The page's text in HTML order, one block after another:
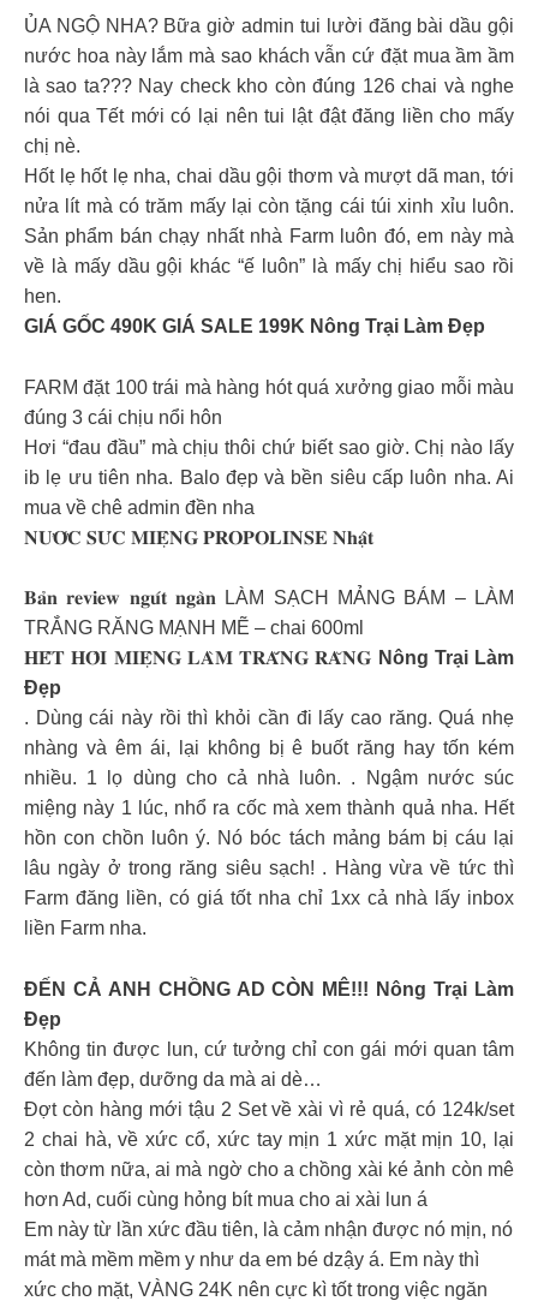
ỦA NGỘ NHA? Bữa giờ admin tui lười đăng bài dầu gội
nước hoa này lắm mà sao khách vẫn cứ đặt mua ầm ầm
là sao ta??? Nay check kho còn đúng 126 chai và nghe
nói qua Tết mới có lại nên tui lật đật đăng liền cho mấy
chị nè.
Hốt lẹ hốt lẹ nha, chai dầu gội thơm và mượt dã man, tới
nửa lít mà có trăm mấy lại còn tặng cái túi xinh xỉu luôn.
Sản phẩm bán chạy nhất nhà Farm luôn đó, em này mà
về là mấy dầu gội khác “ế luôn” là mấy chị hiểu sao rồi
hen.
GIÁ GỐC 490K GIÁ SALE 199K Nông Trại Làm Đẹp
FARM đặt 100 trái mà hàng hót quá xưởng giao mỗi màu
đúng 3 cái chịu nổi hôn
Hơi “đau đầu” mà chịu thôi chứ biết sao giờ. Chị nào lấy
ib lẹ ưu tiên nha. Balo đẹp và bền siêu cấp luôn nha. Ai
mua về chê admin đền nha
𝐍𝐔̛𝐎̛́𝐂 𝐒𝐔́𝐂 𝐌𝐈𝐄̣̂𝐍𝐆 𝐏𝐑𝐎𝐏𝐎𝐋𝐈𝐍𝐒𝐄 𝐍𝐡𝐚̣̂𝐭
𝐁𝐚̉𝐧 𝐫𝐞𝐯𝐢𝐞𝐰 𝐧𝐠𝐮́𝐭 𝐧𝐠𝐚̀𝐧 LÀM SẠCH MẢNG BÁM – LÀM
TRẮNG RĂNG MẠNH MẼ – chai 600ml
𝐇𝐄̂́𝐓 𝐇𝐎̂𝐈 𝐌𝐈𝐄̣̂𝐍𝐆 𝐋𝐀̀𝐌 𝐓𝐑𝐀̆́𝐍𝐆 𝐑𝐀̆𝐍𝐆 Nông Trại Làm
Đẹp
. Dùng cái này rồi thì khỏi cần đi lấy cao răng. Quá nhẹ
nhàng và êm ái, lại không bị ê buốt răng hay tốn kém
nhiều. 1 lọ dùng cho cả nhà luôn. . Ngậm nước súc
miệng này 1 lúc, nhổ ra cốc mà xem thành quả nha. Hết
hồn con chồn luôn ý. Nó bóc tách mảng bám bị cáu lại
lâu ngày ở trong răng siêu sạch! . Hàng vừa về tức thì
Farm đăng liền, có giá tốt nha chỉ 1xx cả nhà lấy inbox
liền Farm nha.
ĐẾN CẢ ANH CHỒNG AD CÒN MÊ!!! Nông Trại Làm
Đẹp
Không tin được lun, cứ tưởng chỉ con gái mới quan tâm
đến làm đẹp, dưỡng da mà ai dè…
Đợt còn hàng mới tậu 2 Set về xài vì rẻ quá, có 124k/set
2 chai hà, về xức cổ, xức tay mịn 1 xức mặt mịn 10, lại
còn thơm nữa, ai mà ngờ cho a chồng xài ké ảnh còn mê
hơn Ad, cuối cùng hỏng bít mua cho ai xài lun á
Em này từ lần xức đầu tiên, là cảm nhận được nó mịn, nó
mát mà mềm mềm y như da em bé dzậy á. Em này thì
xức cho mặt, VÀNG 24K nên cực kì tốt trong việc ngăn